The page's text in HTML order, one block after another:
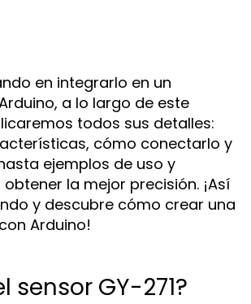
en integrarlo en un
a lo largo de este
todos sus detalles:
cómo conectarlo y
ejemplos de uso y
la mejor precisión. ¡Así
y descubre cómo crear una
Arduino!
sensor GY-271?